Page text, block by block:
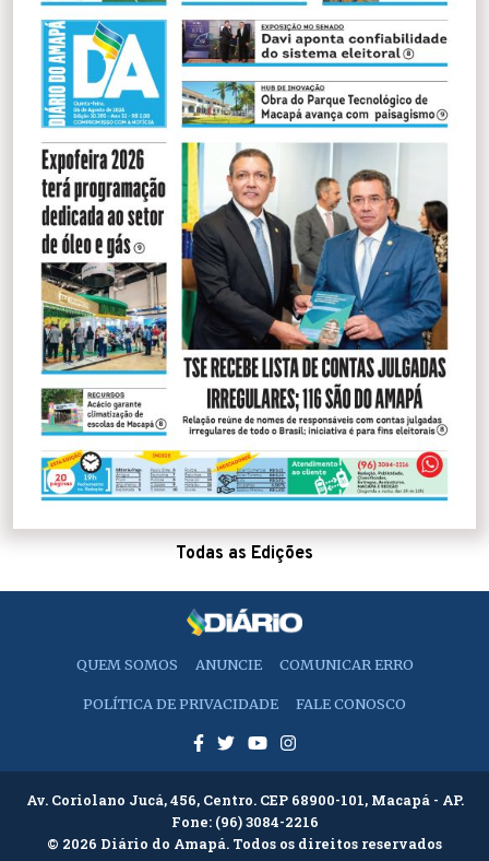
Todas as Edições
QUEM SOMOS ANUNCIE COMUNICAR ERRO
POLÍTICA DE PRIVACIDADE FALE CONOSCO
Av. Coriolano Jucá, 456, Centro. CEP 68900-101, Macapá - AP.
Fone: (96) 3084-2216
© 2026 Diário do Amapá. Todos os direitos reservados